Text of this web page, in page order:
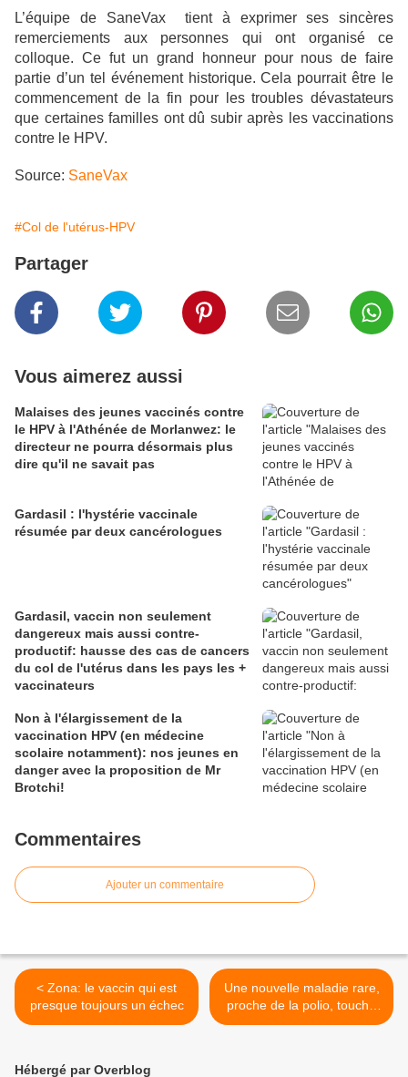
L’équipe de SaneVax
tient à exprimer ses sincères
remerciements aux personnes qui ont organisé ce
colloque. Ce fut un grand honneur pour nous de faire
partie d’un tel événement historique. Cela pourrait être le
commencement de la fin pour les troubles dévastateurs
que certaines familles ont dû subir après les vaccinations
contre le HPV.
Source: SaneVax
#Col de l'utérus-HPV
Partager
Vous aimerez aussi
Malaises des jeunes vaccinés contre
le HPV à l'Athénée de Morlanwez: le
directeur ne pourra désormais plus
dire qu'il ne savait pas
Gardasil : l'hystérie vaccinale
résumée par deux cancérologues
Gardasil, vaccin non seulement
dangereux mais aussi contre-
productif: hausse des cas de cancers
du col de l'utérus dans les pays les +
vaccinateurs
Non à l'élargissement de la
vaccination HPV (en médecine
scolaire notamment): nos jeunes en
danger avec la proposition de Mr
Brotchi!
Commentaires
Ajouter un commentaire
< Zona: le vaccin qui est
presque toujours un échec
Une nouvelle maladie rare,
proche de la polio, touche
des enfants californiens
Hébergé par Overblog